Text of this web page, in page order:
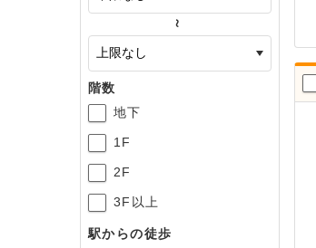
～
階数
地下
1F
2F
3F以上
駅からの徒歩